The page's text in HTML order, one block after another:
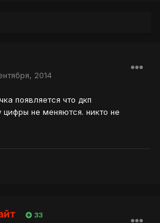
2014
появляется что дкп
не меняются. никто не
33